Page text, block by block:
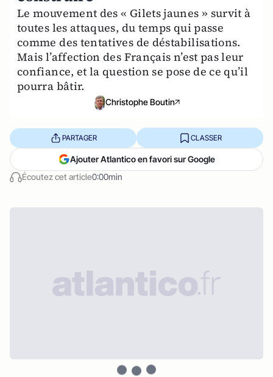
Le mouvement des « Gilets jaunes » survit à
toutes les attaques, du temps qui passe
comme des tentatives de déstabilisations.
Mais l’affection des Français n’est pas leur
confiance, et la question se pose de ce qu’il
pourra bâtir.
Christophe Boutin
Écoutez cet article0:00min
PARTAGER CLASSER
Ajouter Atlantico en favori sur Google